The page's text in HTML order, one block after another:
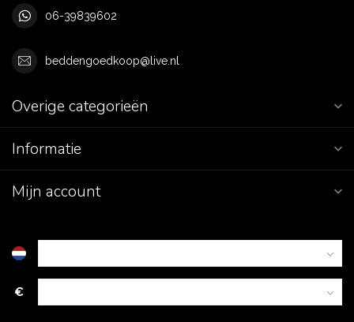
06-39839602
beddengoedkoop@live.nl
Overige categorieën
Informatie
Mijn account
€